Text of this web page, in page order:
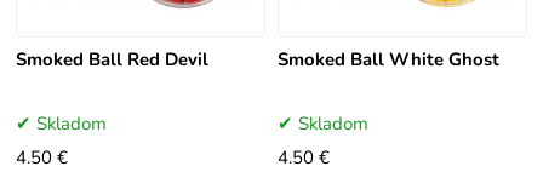
Smoked Ball Red Devil
Skladom
4.50 €
Smoked Ball White Ghost
Skladom
4.50 €